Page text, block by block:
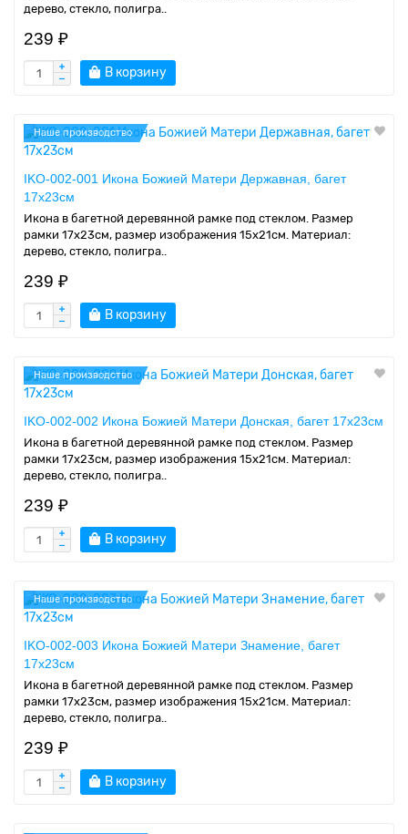
дерево, стекло, полигра..
239 ₽
В корзину
Наше производство
IKO-002-001 Икона Божией Матери Державная, багет
17х23см
Икона в багетной деревянной рамке под стеклом. Размер
рамки 17x23см, размер изображения 15x21см. Материал:
дерево, стекло, полигра..
239 ₽
В корзину
Наше производство
IKO-002-002 Икона Божией Матери Донская, багет 17х23см
Икона в багетной деревянной рамке под стеклом. Размер
рамки 17x23см, размер изображения 15x21см. Материал:
дерево, стекло, полигра..
239 ₽
В корзину
Наше производство
IKO-002-003 Икона Божией Матери Знамение, багет
17х23см
Икона в багетной деревянной рамке под стеклом. Размер
рамки 17x23см, размер изображения 15x21см. Материал:
дерево, стекло, полигра..
239 ₽
В корзину